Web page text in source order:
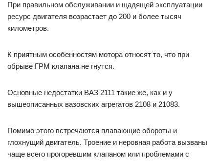
При правильном обслуживании и щадящей эксплуатации
ресурс двигателя возрастает до 200 и более тысяч
километров.
К приятным особенностям мотора относят то, что при
обрыве ГРМ клапана не гнутся.
Основные недостатки ВАЗ 2111 такие же, как и у
вышеописанных вазовских агрегатов 2108 и 21083.
Помимо этого встречаются плавающие обороты и
глохнущий двигатель. Троение и неровная работа вызваны
чаще всего прогоревшим клапаном или проблемами с